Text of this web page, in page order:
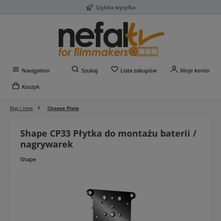
Szybka wysyłka
Navigation Szukaj Lista zakupówMasz 0 przedmioty na
Moje konto
Koszyk
Rigi i inne Cheese Plate
Shape CP33 Płytka do montażu baterii /
nagrywarek
Shape